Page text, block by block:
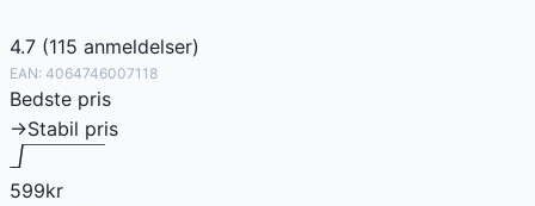
4.7 (115 anmeldelser)
EAN: 4064746007118
Bedste pris
→Stabil pris
599kr